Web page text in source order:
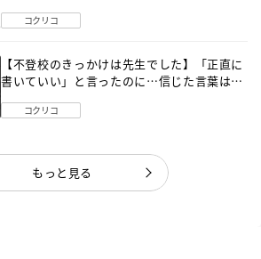
コクリコ
【不登校のきっかけは先生でした】「正直に
書いていい」と言ったのに…信じた言葉は噓
コクリコ
もっと見る